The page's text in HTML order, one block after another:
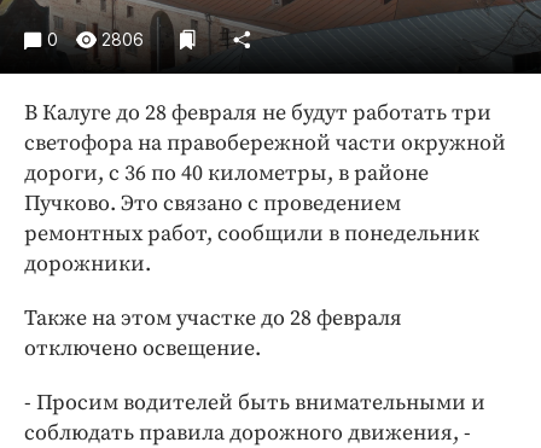
ПРОЕКТЫ
Блоги
Издания
Медиаперсона
Интересное чтиво
Клиника года
Бренд года
0 2806
В Калуге до 28 февраля не будут работать три
светофора на правобережной части окружной
дороги, с 36 по 40 километры, в районе
Пучково. Это связано с проведением
ремонтных работ, сообщили в понедельник
дорожники.
Также на этом участке до 28 февраля
отключено освещение.
- Просим водителей быть внимательными и
соблюдать правила дорожного движения, -